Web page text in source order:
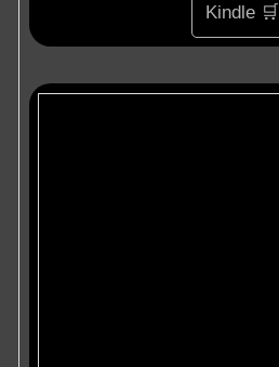
Kindle 🛒